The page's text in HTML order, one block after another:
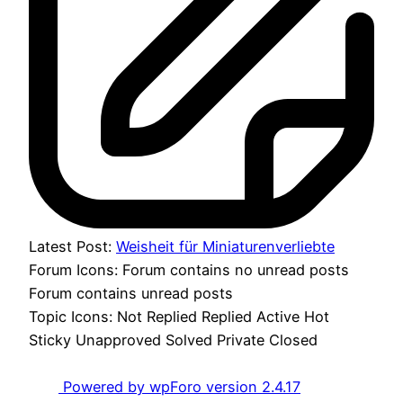
Latest Post: Weisheit für Miniaturenverliebte
Forum Icons: Forum contains no unread posts
Forum contains unread posts
Topic Icons: Not Replied Replied Active Hot
Sticky Unapproved Solved Private Closed
Powered by wpForo version 2.4.17